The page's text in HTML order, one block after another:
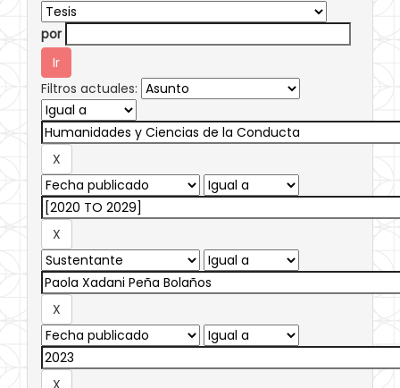
por
Filtros actuales: